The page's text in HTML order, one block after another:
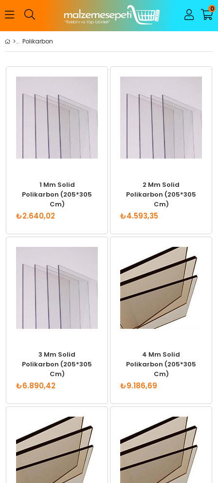
0
Polikarbon
1 Mm Solid
Polikarbon (205*305
Cm)
₺2.640,02
2 Mm Solid
Polikarbon (205*305
Cm)
₺4.593,35
3 Mm Solid
Polikarbon (205*305
Cm)
₺6.890,42
4 Mm Solid
Polikarbon (205*305
Cm)
₺9.186,69